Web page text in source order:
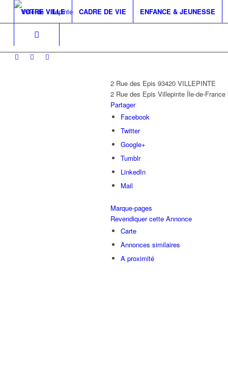
VOTRE VILLE CADRE DE VIE ENFANCE & JEUNESSE
2 Rue des Epis 93420 VILLEPINTE
2 Rue des Epis Villepinte Île-de-France
Partager
Facebook
Twitter
Google+
Tumblr
LinkedIn
Mail
Marque-pages
Revendiquer cette Annonce
Carte
Annonces similaires
A proximité